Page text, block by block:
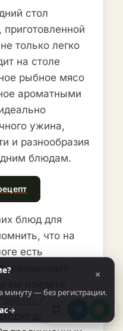
стол
только легко
на столе
рыбное мясо
ароматными
ужина,
и разнообразия
блюдам.
блюд для
что на
есть
вы найдете
блюд
для
×
минуту — без регистрации.
→